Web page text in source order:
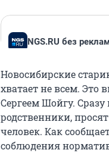
NGS.RU без
Новосибирские
хватает не всем.
Сергеем Шойгу. Сразу
родственники,
человек. Как
соблюдения